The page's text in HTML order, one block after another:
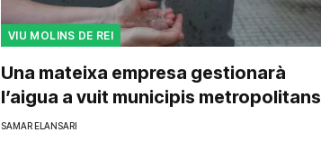
VIU MOLINS DE REI
Una mateixa empresa gestionarà
l’aigua a vuit municipis metropolitans
SAMAR ELANSARI